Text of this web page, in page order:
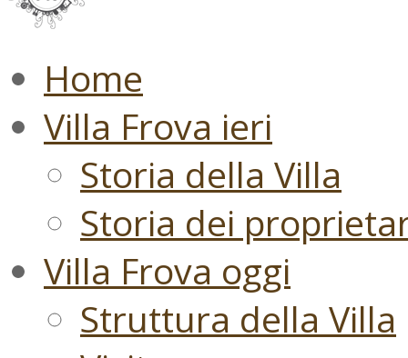
Home
Villa Frova ieri
Storia della Villa
Storia dei
Villa Frova oggi
Struttura della Villa